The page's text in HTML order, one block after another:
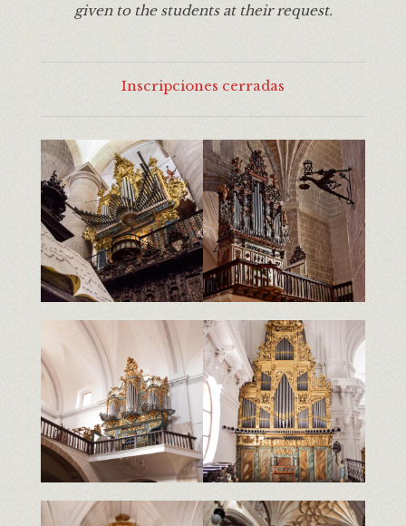
given to the students at their request.
Inscripciones cerradas